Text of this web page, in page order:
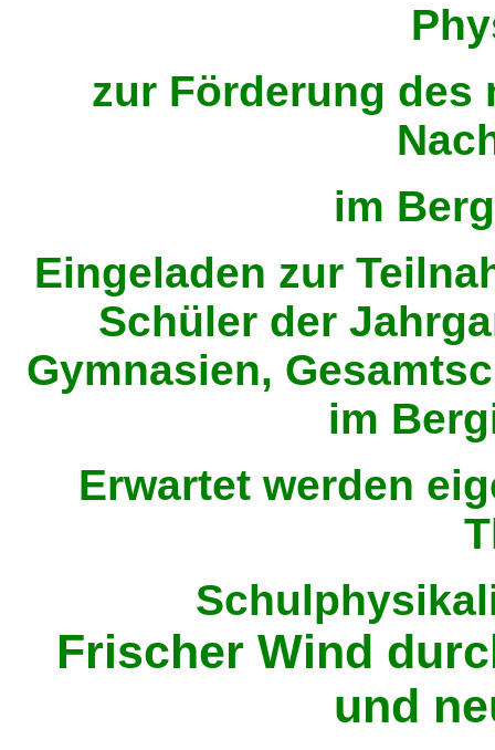
zur Förderung
im
Eingeladen zur
Schüler der
Gymnasien,
im
Erwartet werden
Frischer Wind
und